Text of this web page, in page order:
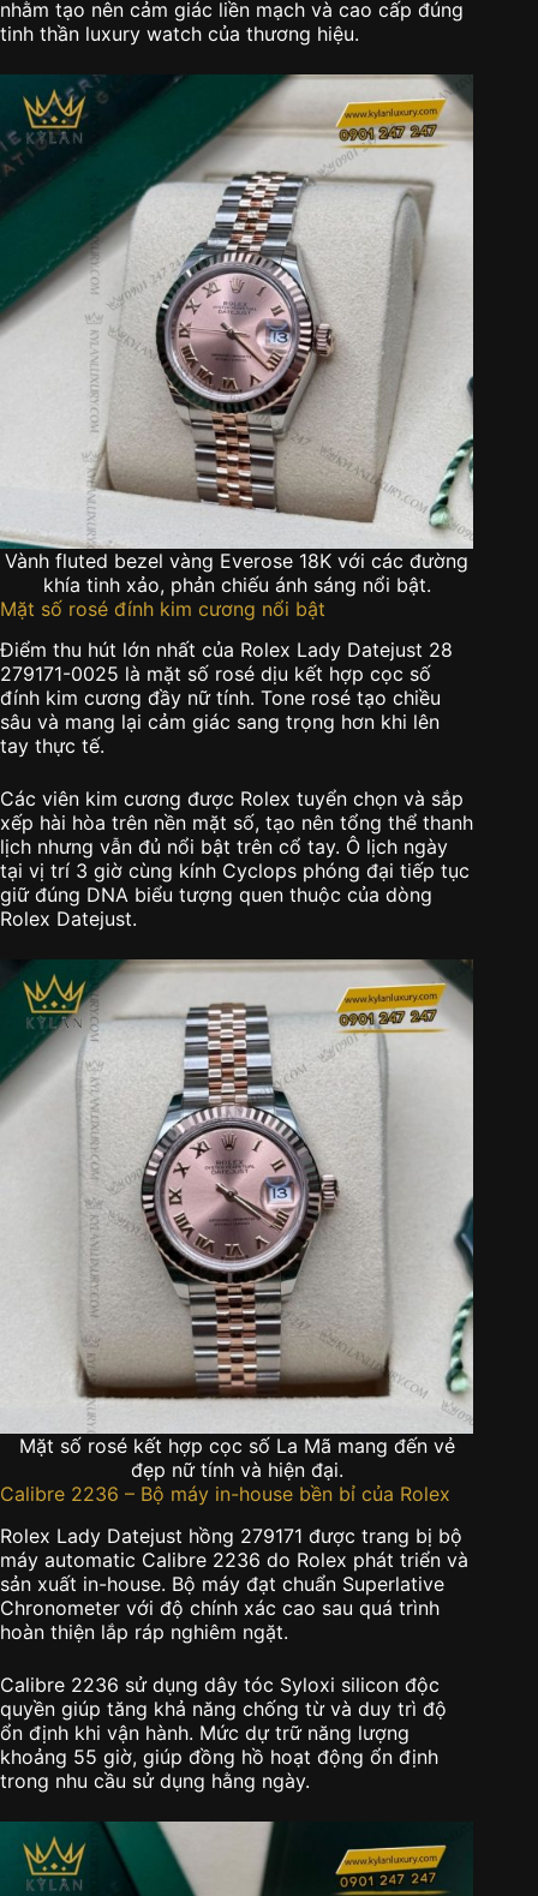
nhằm tạo nên cảm giác liền mạch và cao cấp đúng
tinh thần luxury watch của thương hiệu.
Vành fluted bezel vàng Everose 18K với các đường
khía tinh xảo, phản chiếu ánh sáng nổi bật.
Mặt số rosé đính kim cương nổi bật
Điểm thu hút lớn nhất của Rolex Lady Datejust 28
279171-0025 là mặt số rosé dịu kết hợp cọc số
đính kim cương đầy nữ tính. Tone rosé tạo chiều
sâu và mang lại cảm giác sang trọng hơn khi lên
tay thực tế.
Các viên kim cương được Rolex tuyển chọn và sắp
xếp hài hòa trên nền mặt số, tạo nên tổng thể thanh
lịch nhưng vẫn đủ nổi bật trên cổ tay. Ô lịch ngày
tại vị trí 3 giờ cùng kính Cyclops phóng đại tiếp tục
giữ đúng DNA biểu tượng quen thuộc của dòng
Rolex Datejust.
Mặt số rosé kết hợp cọc số La Mã mang đến vẻ
đẹp nữ tính và hiện đại.
Calibre 2236 – Bộ máy in-house bền bỉ của Rolex
Rolex Lady Datejust hồng 279171 được trang bị bộ
máy automatic Calibre 2236 do Rolex phát triển và
sản xuất in-house. Bộ máy đạt chuẩn Superlative
Chronometer với độ chính xác cao sau quá trình
hoàn thiện lắp ráp nghiêm ngặt.
Calibre 2236 sử dụng dây tóc Syloxi silicon độc
quyền giúp tăng khả năng chống từ và duy trì độ
ổn định khi vận hành. Mức dự trữ năng lượng
khoảng 55 giờ, giúp đồng hồ hoạt động ổn định
trong nhu cầu sử dụng hằng ngày.